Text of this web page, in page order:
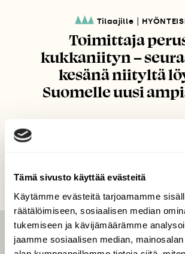
Tämä sivusto käyttää evästeitä
Käytämme evästeitä tarjoamamme
räätälöimiseen, sosiaalisen median
tukemiseen ja kävijämäärämme
jaamme sosiaalisen median,
Tilaajille
Toimittaja
kukkaniityn –
kesänä niityltä
Suomelle uusi
LEHTI